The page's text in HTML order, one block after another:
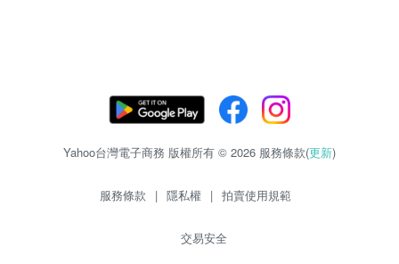
Yahoo台灣電子商務 版權所有 © 2026 服務條款(更新)
服務條款 | 隱私權 | 拍賣使用規範
交易安全